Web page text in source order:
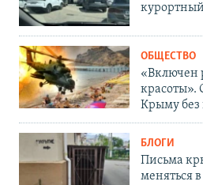
ОБЩЕСТВО
красоты».
Крыму без
БЛОГИ
Письма
меняться